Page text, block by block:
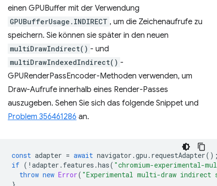
einen GPUBuffer mit der Verwendung
GPUBufferUsage.INDIRECT , um die Zeichenaufrufe zu
speichern. Sie können sie später in den neuen
multiDrawIndirect() - und
multiDrawIndexedIndirect() -
GPURenderPassEncoder-Methoden verwenden, um
Draw-Aufrufe innerhalb eines Render-Passes
auszugeben. Sehen Sie sich das folgende Snippet und
Problem 356461286 an.
const adapter = await navigator .gpu . requestAdapter
if ( ! adapter . features .has( "chromium-experimental-
throw new Error( "Experimental multi-draw